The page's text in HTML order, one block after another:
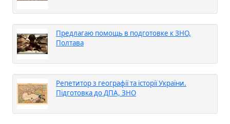
Предлагаю помощь в подготовке к ЗНО,
Полтава
Репетитор з географії та історії України.
Підготовка до ДПА, ЗНО